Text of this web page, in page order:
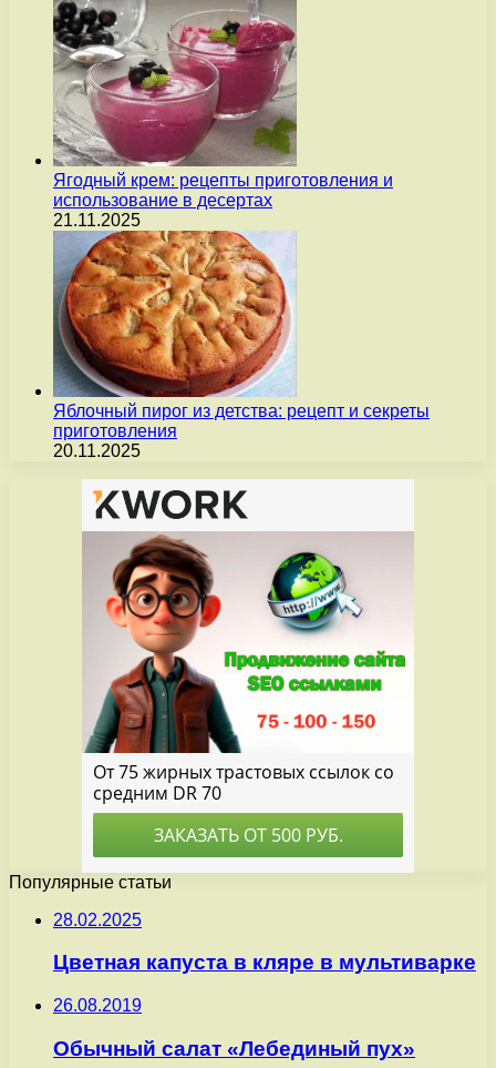
Ягодный крем: рецепты приготовления и
использование в десертах
21.11.2025
Яблочный пирог из детства: рецепт и секреты
приготовления
20.11.2025
Популярные статьи
28.02.2025
Цветная капуста в кляре в мультиварке
26.08.2019
Обычный салат «Лебединый пух»